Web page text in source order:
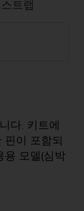
트랩
다. 키트에
이 포함되
용 모델(심박